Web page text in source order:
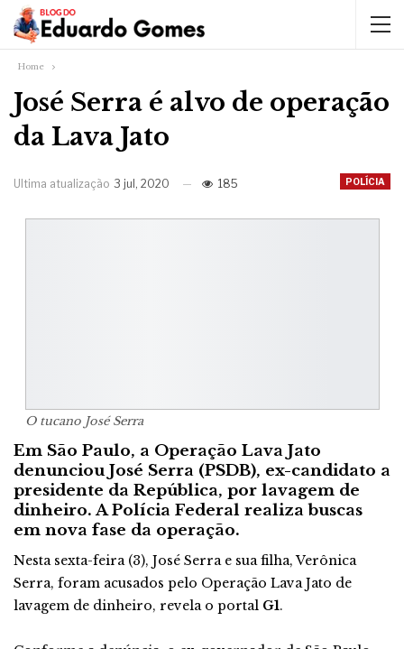
Home
José Serra é alvo de operação
da Lava Jato
POLÍCIA
Ultima atualização 3 jul, 2020 185
O tucano José Serra
Em São Paulo, a Operação Lava Jato
denunciou José Serra (PSDB), ex-candidato a
presidente da República, por lavagem de
dinheiro. A Polícia Federal realiza buscas
em nova fase da operação.
Nesta sexta-feira (3), José Serra e sua filha, Verônica
Serra, foram acusados pelo Operação Lava Jato de
lavagem de dinheiro, revela o portal G1.